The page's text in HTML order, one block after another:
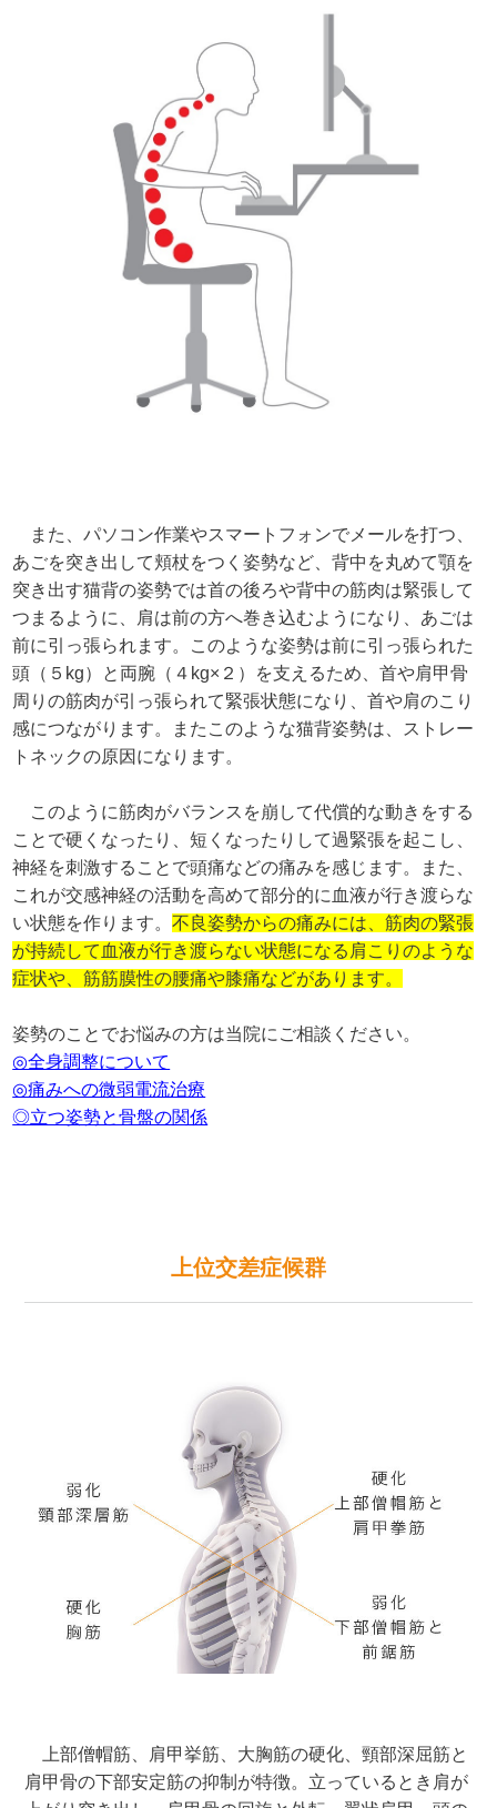
また、パソコン作業やスマートフォンでメールを打つ、
あごを突き出して頬杖をつく姿勢など、背中を丸めて顎を
突き出す猫背の姿勢では首の後ろや背中の筋肉は緊張して
つまるように、肩は前の方へ巻き込むようになり、あごは
前に引っ張られます。このような姿勢は前に引っ張られた
頭（５kg）と両腕（４kg×２）を支えるため、首や肩甲骨
周りの筋肉が引っ張られて緊張状態になり、首や肩のこり
感につながります。またこのような猫背姿勢は、ストレー
トネックの原因になります。
このように筋肉がバランスを崩して代償的な動きをする
ことで硬くなったり、短くなったりして過緊張を起こし、
神経を刺激することで頭痛などの痛みを感じます。また、
これが交感神経の活動を高めて部分的に血液が行き渡らな
い状態を作ります。不良姿勢からの痛みには、筋肉の緊張
が持続して血液が行き渡らない状態になる肩こりのような
症状や、筋筋膜性の腰痛や膝痛などがあります。
姿勢のことでお悩みの方は当院にご相談ください。
◎全身調整について
◎痛みへの微弱電流治療
◎立つ姿勢と骨盤の関係
上位交差症候群
上部僧帽筋、肩甲挙筋、大胸筋の硬化、頸部深屈筋と
肩甲骨の下部安定筋の抑制が特徴。立っているとき肩が